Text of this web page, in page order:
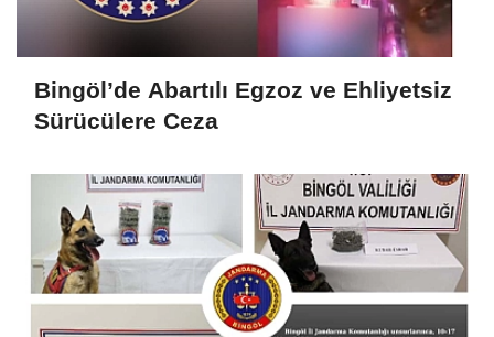
Bingöl’de Abartılı Egzoz ve Ehliyetsiz
Sürücülere Ceza